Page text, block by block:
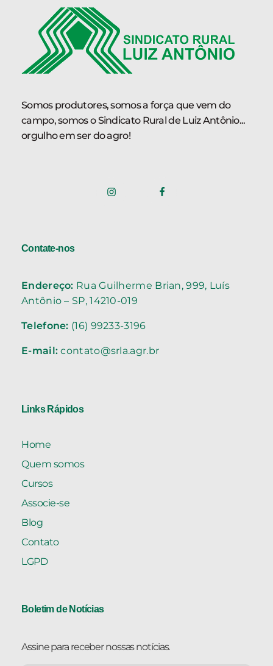
Somos produtores, somos a força que vem do
campo, somos o Sindicato Rural de Luiz Antônio...
orgulho em ser do agro!
Contate-nos
Endereço: Rua Guilherme Brian, 999, Luís
Antônio – SP, 14210-019
Telefone: (16) 99233-3196
E-mail: contato@srla.agr.br
Links Rápidos
Home
Quem somos
Cursos
Associe-se
Blog
Contato
LGPD
Boletim de Notícias
Assine para receber nossas notícias.